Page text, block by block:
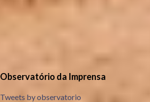
Observatório da Imprensa
Tweets by observatorio